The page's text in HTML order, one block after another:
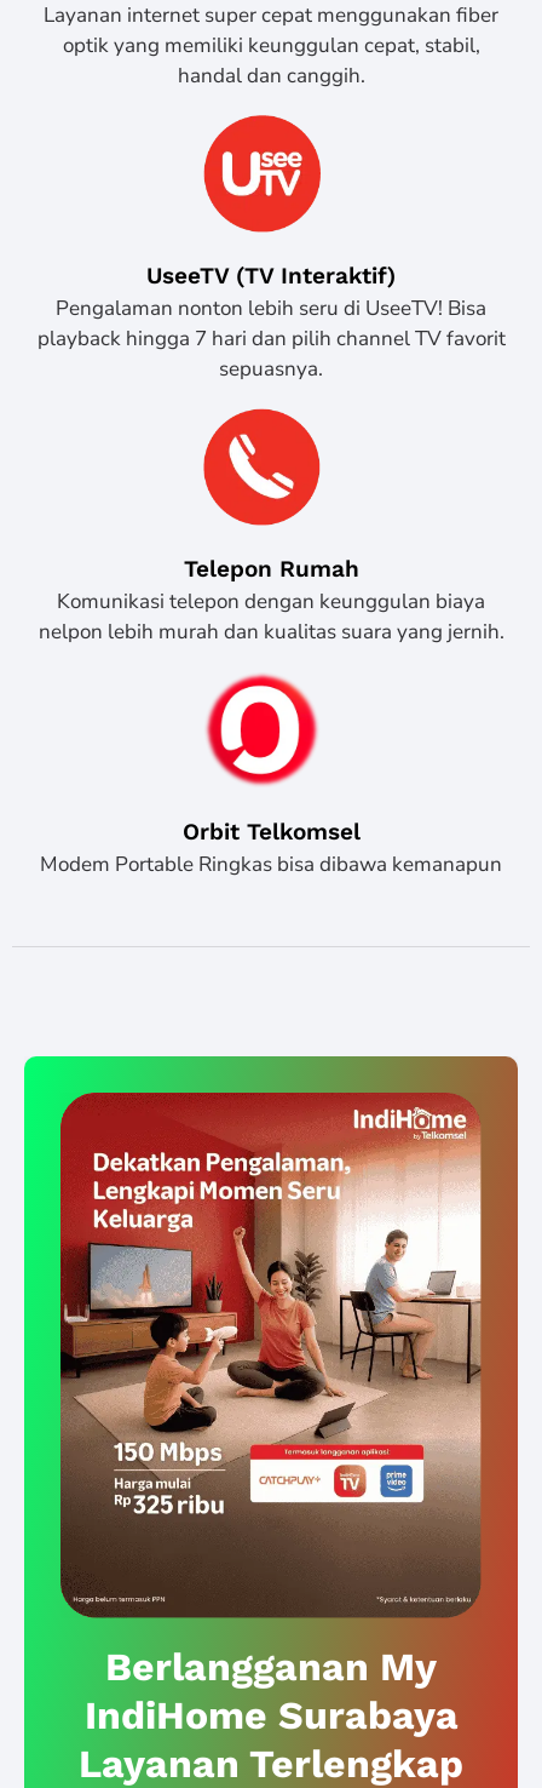
Layanan internet super cepat menggunakan fiber
optik yang memiliki keunggulan cepat, stabil,
handal dan canggih.
UseeTV (TV Interaktif)
Pengalaman nonton lebih seru di UseeTV! Bisa
playback hingga 7 hari dan pilih channel TV favorit
sepuasnya.
Telepon Rumah
Komunikasi telepon dengan keunggulan biaya
nelpon lebih murah dan kualitas suara yang jernih.
Orbit Telkomsel
Modem Portable Ringkas bisa dibawa kemanapun
Berlangganan My
IndiHome Surabaya
Layanan Terlengkap